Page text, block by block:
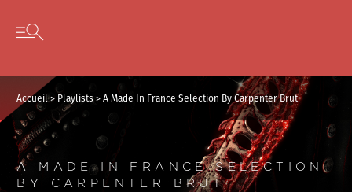
Skip to content
Open secondary menu
Accueil> Playlists>A Made In France Selection By Carpenter Brut
A MADE IN FRANCE SELECTION
BY CARPENTER BRUT